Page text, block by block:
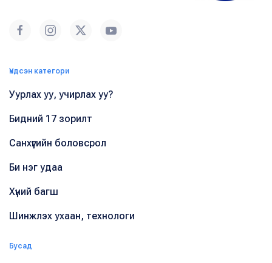
Үндсэн категори
Уурлах уу, учирлах уу?
Бидний 17 зорилт
Санхүүгийн боловсрол
Би нэг удаа
Хүний багш
Шинжлэх ухаан, технологи
Бусад